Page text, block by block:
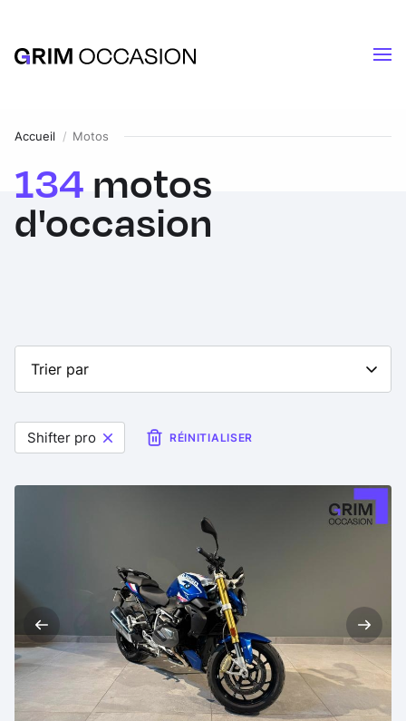
Accueil Motos
134 motos
d'occasion
Shifter pro RÉINITIALISER